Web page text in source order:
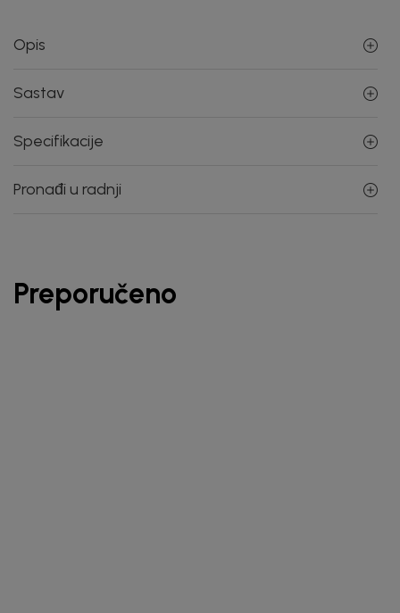
Opis
Sastav
Specifikacije
Pronađi u radnji
Preporučeno